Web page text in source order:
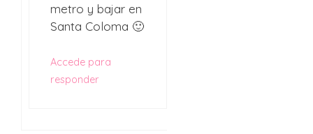
metro y bajar en
Santa Coloma 🙂
Accede para
responder